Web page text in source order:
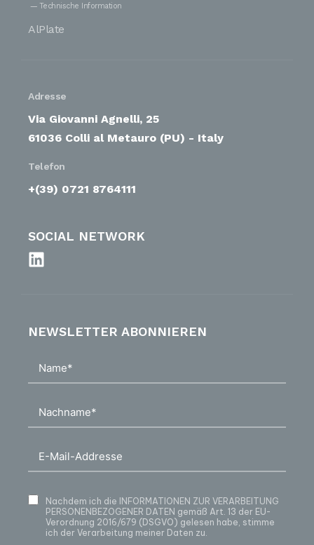
Technische Information
AlPlate
Adresse
Via Giovanni Agnelli, 25
61036 Colli al Metauro (PU) - Italy
Telefon
+(39) 0721 8764111
SOCIAL NETWORK
NEWSLETTER ABONNIEREN
Nachdem ich die INFORMATIONEN ZUR VERARBEITUNG
PERSONENBEZOGENER DATEN gemäß Art. 13 der EU-
Verordnung 2016/679 (DSGVO) gelesen habe, stimme
ich der Verarbeitung meiner Daten zu.